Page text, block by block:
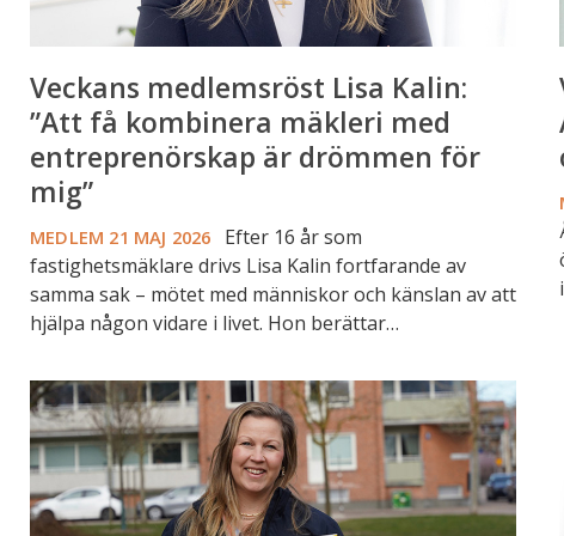
för
mig”
Veckans medlemsröst Lisa Kalin:
”Att få kombinera mäkleri med
entreprenörskap är drömmen för
mig”
MEDLEM 21 MAJ 2026
Efter 16 år som
fastighetsmäklare drivs Lisa Kalin fortfarande av
samma sak – mötet med människor och känslan av att
hjälpa någon vidare i livet. Hon berättar…
medlemsröst
Frida
Svahn:
“Det
borde